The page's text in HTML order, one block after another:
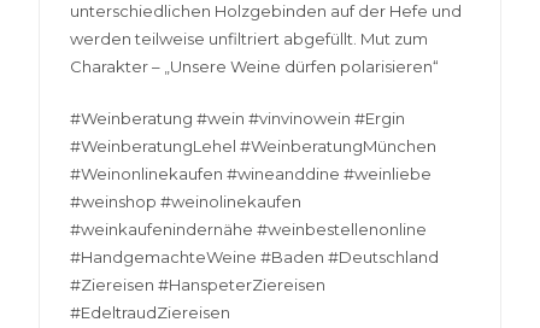
unterschiedlichen Holzgebinden auf der Hefe und
werden teilweise unfiltriert abgefüllt. Mut zum
Charakter – „Unsere Weine dürfen polarisieren“
#Weinberatung #wein #vinvinowein #Ergin
#WeinberatungLehel #WeinberatungMünchen
#Weinonlinekaufen #wineanddine #weinliebe
#weinshop #weinolinekaufen
#weinkaufenindernähe #weinbestellenonline
#HandgemachteWeine #Baden #Deutschland
#Ziereisen #HanspeterZiereisen
#EdeltraudZiereisen